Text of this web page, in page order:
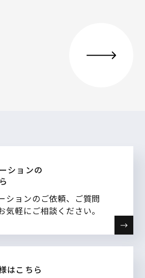
ションの
ションのご依頼、ご質問
気軽にご相談ください。
はこちら